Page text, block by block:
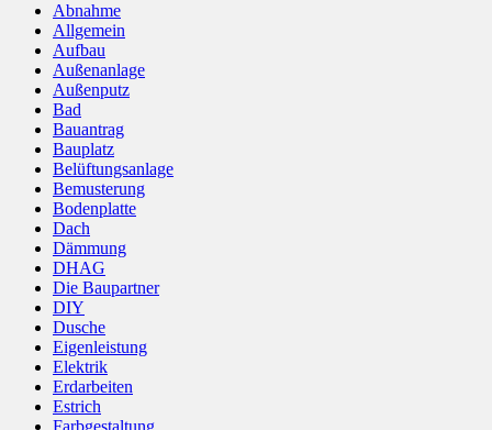
Abnahme
Allgemein
Aufbau
Außenanlage
Außenputz
Bad
Bauantrag
Bauplatz
Belüftungsanlage
Bemusterung
Bodenplatte
Dach
Dämmung
DHAG
Die Baupartner
DIY
Dusche
Eigenleistung
Elektrik
Erdarbeiten
Estrich